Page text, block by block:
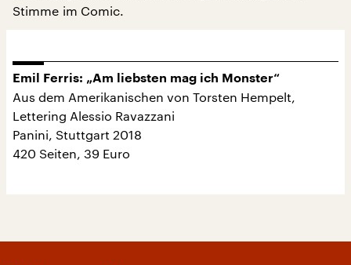
Stimme im Comic.
Emil Ferris: „Am liebsten mag ich Monster“
Aus dem Amerikanischen von Torsten Hempelt,
Lettering Alessio Ravazzani
Panini, Stuttgart 2018
420 Seiten, 39 Euro